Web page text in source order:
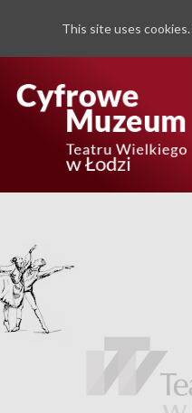
This site uses cookies.